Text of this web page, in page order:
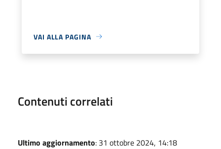
VAI ALLA PAGINA
Contenuti correlati
Ultimo aggiornamento: 31 ottobre 2024, 14:18